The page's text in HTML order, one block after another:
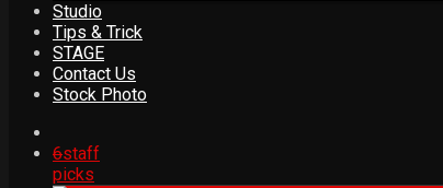
Studio
Tips & Trick
STAGE
Contact Us
Stock Photo
6staff
picks